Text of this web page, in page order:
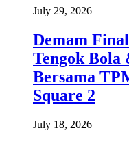
July 29, 2026
Demam
Tengok Bola
Bersama
Square 2
July 18, 2026